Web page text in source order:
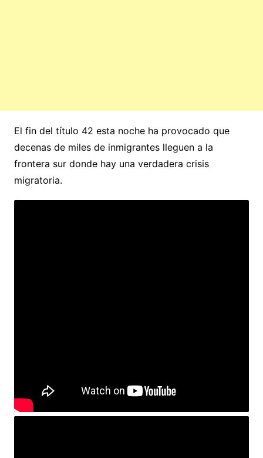
El fin del título 42 esta noche ha provocado que
decenas de miles de inmigrantes lleguen a la
frontera sur donde hay una verdadera crisis
migratoria.